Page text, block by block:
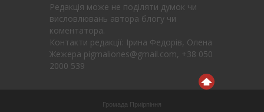
Редакція може не поділяти думок чи
висловлювань автора блогу чи
коментатора.
Контакти редакції: Ірина Федорів, Олена
Жежера pigmaliones@gmail.com, +38 050
2000 539
Громада Приірпіння